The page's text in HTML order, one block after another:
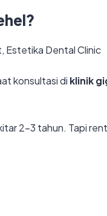
konsultasi di klinik
2–3 tahun. Tapi